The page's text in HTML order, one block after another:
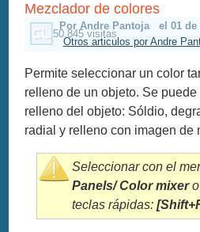
Mezclador de colores
Por Andre Pantoja el 01 de
50.845 visitas
Otros articulos por Andre
Permite seleccionar un color
relleno de un objeto. Se
relleno del objeto: Sóldio,
radial y relleno con imagen de
Seleccionar con el
Panels/ Color mixero
teclas rápidas: